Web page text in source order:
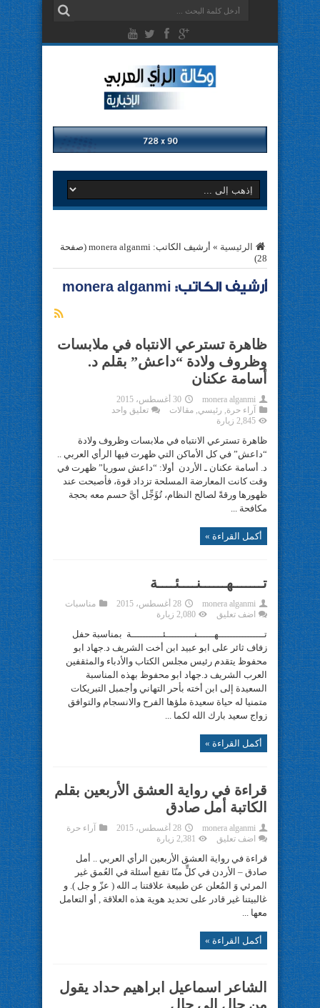
الرئيسية » أرشيف الكاتب: monera alganmi
(صفحة
28)
أرشيف الكاتب: monera alganmi
ظاهرة تسترعي الانتباه في ملابسات
وظروف ولادة “داعش” بقلم د.
أسامة عكنان
monera alganmi
30 أغسطس، 2015
آراء حرة, رئيسي, مقالات
تعليق واحد
2,845 زيارة
ظاهرة تسترعي الانتباه في ملابسات وظروف ولادة
“داعش” في كل الأماكن التي ظهرت فيها الرأي العربي ..
د. أسامة عكنان ـ الأردن أولا: “داعش سوريا” ظهرت في
وقت كانت المعارضة المسلحة تزداد قوة، فأصبحت عند
ظهورها ورقةً لصالح النظام، تُؤَجِّل أيَّ حسم معه بحجة
مكافحة ...
أكمل القراءة »
تـــــــهــــــنــــئــــة
monera alganmi 28 أغسطس، 2015
مناسبات
اضف تعليق
2,080 زيارة
تــــــــــــــــهــــــنــــــــــئـــــــــــة بمناسبة حفل
زفاف ثائر على ابو عبيد ابن أخت الشريف د.جهاد ابو
محفوظ يتقدم رئيس مجلس الكتاب والأدباء والمثقفين
العرب الشريف د.جهاد ابو محفوظ بهذه المناسبة
السعيدة إلى ابن أخته بأحر التهاني وأجمبل التبريكات
متمنيا له حياة سعيدة ملؤها الفرح والانسجام والتوافق
زواج سعيد بارك الله لكما ...
أكمل القراءة »
قراءة في رواية العشق الأربعين بقلم
الكاتبة أمل صادق
monera alganmi 28 أغسطس، 2015
آراء حرة
اضف تعليق
2,381 زيارة
قراءة في رواية العشق الأربعين الرأي العربي .. أمل
صادق – الأردن في كلٍّ منّا تقبع أسئلة في العُمق غير
المرئي وَ المُعلن عن طبيعة علاقتنا بـ الله ( عزّ و جل ). و
غالبيتنا غير قادر على تحديد هوية هذه العلاقة , أو التعامل
معها ...
أكمل القراءة »
الشاعر اسماعيل ابراهيم حداد يقول
من حال إلى حال